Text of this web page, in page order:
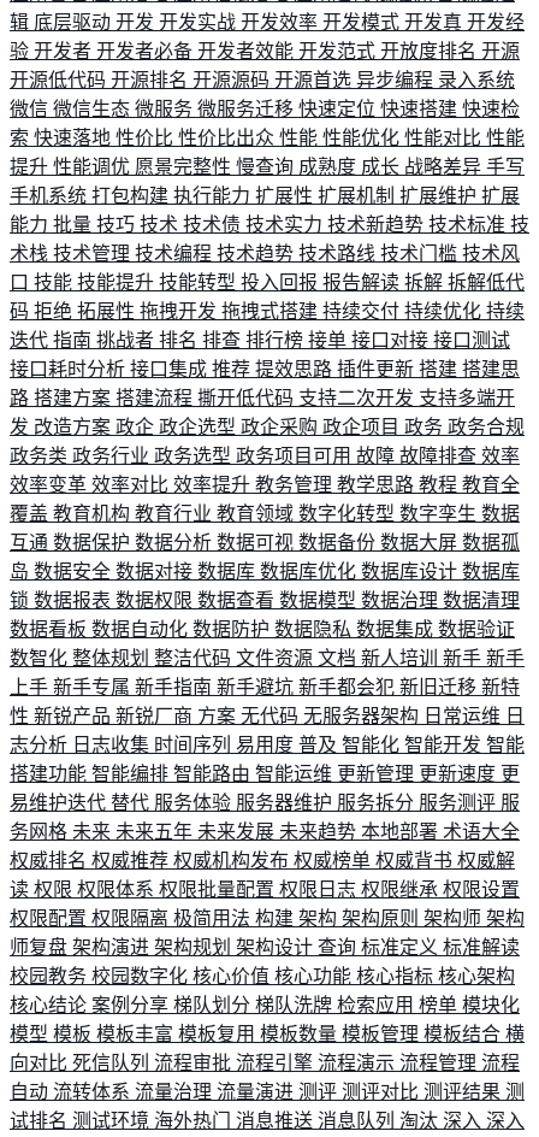
辑 底层驱动 开发 开发实战 开发效率 开发模式 开发真 开发经
验 开发者 开发者必备 开发者效能 开发范式 开放度排名 开源
开源低代码 开源排名 开源源码 开源首选 异步编程 录入系统
微信 微信生态 微服务 微服务迁移 快速定位 快速搭建 快速检
索 快速落地 性价比 性价比出众 性能 性能优化 性能对比 性能
提升 性能调优 愿景完整性 慢查询 成熟度 成长 战略差异 手写
手机系统 打包构建 执行能力 扩展性 扩展机制 扩展维护 扩展
能力 批量 技巧 技术 技术债 技术实力 技术新趋势 技术标准 技
术栈 技术管理 技术编程 技术趋势 技术路线 技术门槛 技术风
口 技能 技能提升 技能转型 投入回报 报告解读 拆解 拆解低代
码 拒绝 拓展性 拖拽开发 拖拽式搭建 持续交付 持续优化 持续
迭代 指南 挑战者 排名 排查 排行榜 接单 接口对接 接口测试
接口耗时分析 接口集成 推荐 提效思路 插件更新 搭建 搭建思
路 搭建方案 搭建流程 撕开低代码 支持二次开发 支持多端开
发 改造方案 政企 政企选型 政企采购 政企项目 政务 政务合规
政务类 政务行业 政务选型 政务项目可用 故障 故障排查 效率
效率变革 效率对比 效率提升 教务管理 教学思路 教程 教育全
覆盖 教育机构 教育行业 教育领域 数字化转型 数字孪生 数据
互通 数据保护 数据分析 数据可视 数据备份 数据大屏 数据孤
岛 数据安全 数据对接 数据库 数据库优化 数据库设计 数据库
锁 数据报表 数据权限 数据查看 数据模型 数据治理 数据清理
数据看板 数据自动化 数据防护 数据隐私 数据集成 数据验证
数智化 整体规划 整洁代码 文件资源 文档 新人培训 新手 新手
上手 新手专属 新手指南 新手避坑 新手都会犯 新旧迁移 新特
性 新锐产品 新锐厂商 方案 无代码 无服务器架构 日常运维 日
志分析 日志收集 时间序列 易用度 普及 智能化 智能开发 智能
搭建功能 智能编排 智能路由 智能运维 更新管理 更新速度 更
易维护迭代 替代 服务体验 服务器维护 服务拆分 服务测评 服
务网格 未来 未来五年 未来发展 未来趋势 本地部署 术语大全
权威排名 权威推荐 权威机构发布 权威榜单 权威背书 权威解
读 权限 权限体系 权限批量配置 权限日志 权限继承 权限设置
权限配置 权限隔离 极简用法 构建 架构 架构原则 架构师 架构
师复盘 架构演进 架构规划 架构设计 查询 标准定义 标准解读
校园教务 校园数字化 核心价值 核心功能 核心指标 核心架构
核心结论 案例分享 梯队划分 梯队洗牌 检索应用 榜单 模块化
模型 模板 模板丰富 模板复用 模板数量 模板管理 模板结合 横
向对比 死信队列 流程审批 流程引擎 流程演示 流程管理 流程
自动 流转体系 流量治理 流量演进 测评 测评对比 测评结果 测
试排名 测试环境 海外热门 消息推送 消息队列 淘汰 深入 深入